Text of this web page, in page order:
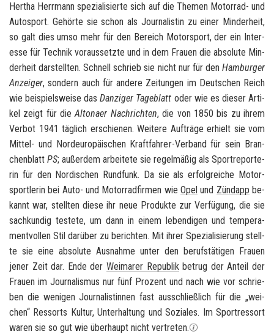
Her­tha Herr­mann spe­zia­li­sier­te sich auf die The­men Motorrad-​ und
Au­to­sport. Ge­hör­te sie schon als Jour­na­lis­tin zu einer Min­der­heit,
so galt dies umso mehr für den Be­reich Mo­tor­sport, der ein In­ter­
es­se für Tech­nik vor­aus­setz­te und in dem Frau­en die ab­so­lu­te Min­
der­heit dar­stell­ten. Schnell schrieb sie nicht nur für den Ham­bur­ger
An­zei­ger, son­dern auch für an­de­re Zei­tun­gen im Deut­schen Reich
wie bei­spiels­wei­se dasDan­zi­ger Ta­ge­blatt oder wie es die­ser Ar­ti­
kel zeigt für dieAl­to­na­er Nach­rich­ten, die von 1850 bis zu ihrem
Ver­bot 1941 täg­lich er­schie­nen. Wei­te­re Auf­trä­ge er­hielt sie vom
Mittel-​ und Nord­eu­ro­päi­schen Kraftfahrer-​Verband für sein Bran­
chen­blatt PS; au­ßer­dem ar­bei­te­te sie re­gel­mä­ßig als Sport­re­por­te­
rin für den Nor­di­schen Rund­funk. Da sie als er­folg­rei­che Mo­tor­
sport­le­rin bei Auto- und Mo­tor­rad­fir­men wie Opel und Zünd­app be­
kannt war, stell­ten diese ihr neue Pro­duk­te zur Ver­fü­gung, die sie
sach­kun­dig tes­te­te, um dann in einem le­ben­di­gen und tem­pe­ra­
ment­vol­len Stil dar­über zu be­rich­ten. Mit ihrer Spe­zia­li­sie­rung stell­
te sie eine ab­so­lu­te Aus­nah­me unter den be­rufs­tä­ti­gen Frau­en
jener Zeit dar. Ende der Wei­ma­rer Re­pu­blikbe­trug der An­teil der
Frau­en im Jour­na­lis­mus nur fünf Pro­zent und nach wie vor schrie­
ben die we­ni­gen Jour­na­lis­tin­nen fast aus­schließ­lich für die „wei­
chen“ Res­sorts Kul­tur, Un­ter­hal­tung und So­zia­les. Im Sport­res­sort
waren sie so gut wie über­haupt nicht ver­tre­ten.